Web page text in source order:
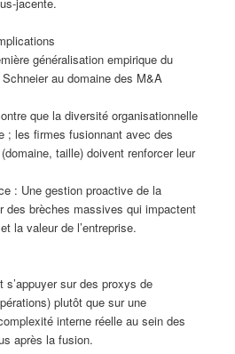
jacente.
généralisation empirique du
au domaine des M&A
que la diversité organisationnelle
; les firmes fusionnant avec des
taille) doivent renforcer leur
: Une gestion proactive de la
des brèches massives qui impactent
la valeur de l’entreprise.
sur des proxys de
plutôt que sur une
interne réelle au sein des
après la fusion.